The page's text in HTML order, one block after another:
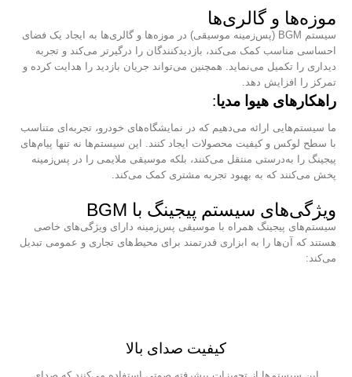
موزه‌ها و گالری‌ها
سیستم BGM (پس‌زمینه موسیقی) در موزه‌ها و گالری‌ها به ایجاد یک فضای
احساسی مناسب کمک می‌کند، بازدیدکنندگان را درگیرتر می‌کند و تجربه
دیداری را تکمیل می‌نماید. همچنین می‌تواند جریان بازدید را هدایت کرده و
تمرکز را افزایش دهد.
راهکارهای هیوا مدیا:
ما سیستم‌هایی ارائه می‌دهیم که در نمایشگاه‌های خودرو، تجربه‌ای متناسب
با سطح لوکس و کیفیت محصولات ایجاد کنند. این سیستم‌ها نه تنها پیام‌های
پیجینگ را به‌درستی منتقل می‌کنند، بلکه موسیقی ملایمی را در پس‌زمینه
پخش می‌کنند که به بهبود تجربه مشتری کمک می‌کند.
ویژگی‌های سیستم پیجینگ با BGM
سیستم‌های پیجینگ همراه با موسیقی پس‌زمینه دارای ویژگی‌های خاصی
هستند که آن‌ها را به ابزاری قدرتمند برای محیط‌های تجاری و عمومی تبدیل
می‌کند:
کیفیت صدای بالا